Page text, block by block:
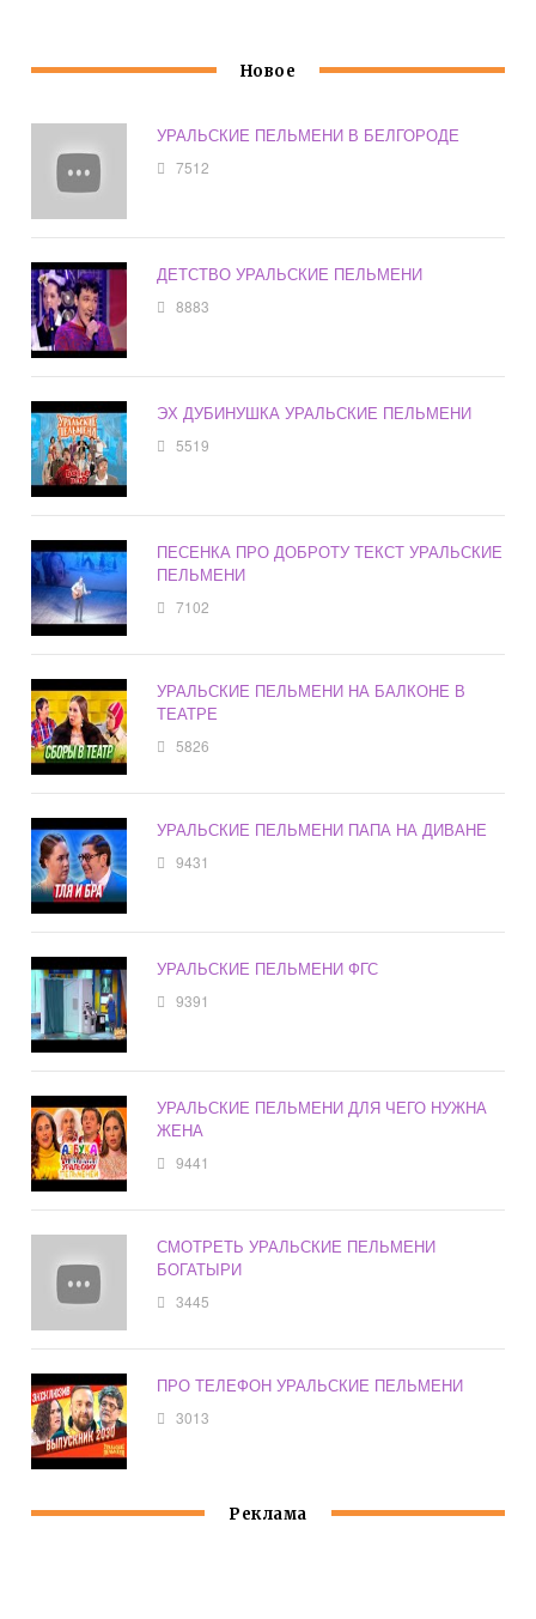
Новое
УРАЛЬСКИЕ ПЕЛЬМЕНИ В БЕЛГОРОДЕ
7512
ДЕТСТВО УРАЛЬСКИЕ ПЕЛЬМЕНИ
8883
ЭХ ДУБИНУШКА УРАЛЬСКИЕ ПЕЛЬМЕНИ
5519
ПЕСЕНКА ПРО ДОБРОТУ ТЕКСТ УРАЛЬСКИЕ
ПЕЛЬМЕНИ
7102
УРАЛЬСКИЕ ПЕЛЬМЕНИ НА БАЛКОНЕ В
ТЕАТРЕ
5826
УРАЛЬСКИЕ ПЕЛЬМЕНИ ПАПА НА ДИВАНЕ
9431
УРАЛЬСКИЕ ПЕЛЬМЕНИ ФГС
9391
УРАЛЬСКИЕ ПЕЛЬМЕНИ ДЛЯ ЧЕГО НУЖНА
ЖЕНА
9441
СМОТРЕТЬ УРАЛЬСКИЕ ПЕЛЬМЕНИ
БОГАТЫРИ
3445
ПРО ТЕЛЕФОН УРАЛЬСКИЕ ПЕЛЬМЕНИ
3013
Реклама